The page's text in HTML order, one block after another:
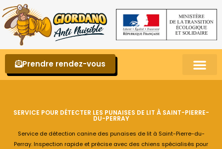
Prendre rendez-vous
SERVICE POUR DÉTECTER LES PUNAISES DE LIT À SAINT-PIERRE-
DU-PERRAY
Service de détection canine des punaises de lit à Saint-Pierre-du-
Perray. Inspection rapide et précise avec des chiens spécialisés pour